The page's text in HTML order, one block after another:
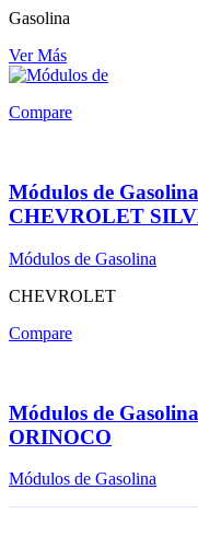
Gasolina
Ver Más
Compare
Módulos de
CHEVROLET
Módulos de Gasolina
CHEVROLET
Compare
Módulos de
ORINOCO
Módulos de Gasolina